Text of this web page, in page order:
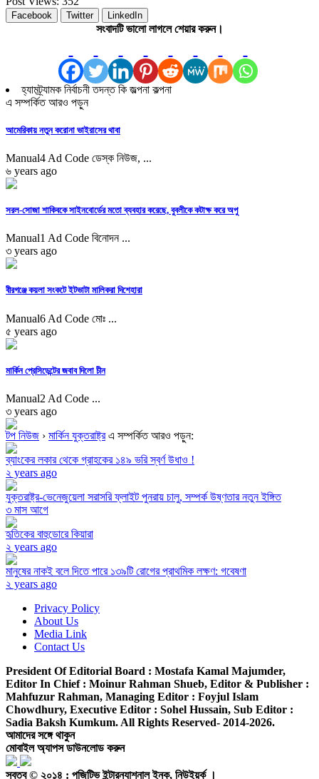
Facebook Twitter LinkedIn
সংবাদটি ভালো লাগলে শেয়ার করুন।
হ্যামট্র্যামক নির্বাচনী তদন্ত কি জল্পনা কল্পনা
এ সম্পর্কিত আরও পড়ুন
আমেরিকায় নতুন করোনা ভাইরাসের থাবা
Manual4 Ad Code ডেস্ক নিউজ, ...
৬ years ago
সরল-সোজা শাকিবকে সাইনবোর্ডের মতো ব্যবহার করেছে, বুবলীকে কটাক্ষ করে অপু
Manual1 Ad Code বিনোদন ...
৩ years ago
বীরগঞ্জে কয়লা সংকটে ইটভাটা মালিকরা দিশেহারা
Manual6 Ad Code মোঃ ...
৫ years ago
মার্কিন প্রেসিডেন্টের জবাব দিলো চীন
Manual2 Ad Code ...
৩ years ago
টপ নিউজ › মার্কিন যুক্তরাষ্ট্রএ সম্পর্কিত আরও পড়ুন:
ব্যাংকের লকার থেকে গ্রাহকের ১৪৯ ভরি স্বর্ণ উধাও !
২ years ago
যুক্তরাষ্ট্র-ভেনেজুয়েলা সরাসরি ফ্লাইট পুনরায় চালু, সম্পর্ক উষ্ণতার নতুন ইঙ্গিত
৩ মাস আগে
হৃতিকের বাহুডোরে কিয়ারা
২ years ago
মানুষের নাকই বলে দিতে পারে ১৩৯টি রোগের প্রাথমিক লক্ষণ: গবেষণা
২ years ago
Privacy Policy
About Us
Media Link
Contact Us
President Of Editorial Board : Mostafa Kamal Majumder,
Editor In Chief : Moinur Rahman Shueb, Editor & Publisher :
Mahfuzur Rahman, Managing Editor : Foyjul Islam
Chowdhury, Executive Editor : Sohel Hussain, Sub Editor :
Sadia Baksh Kumkum. All Rights Reserved- 2014-2026.
আমাদের সঙ্গে থাকুন
মোবাইল অ্যাপস ডাউনলোড করুন
স্বত্ব © ২০১৪ : পজিটিভ ইন্টারন্যাশনাল ইনক, নিউইয়র্ক ।